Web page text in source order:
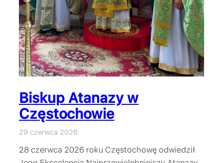
Biskup Atanazy w
Częstochowie
29 czerwca 2026
28 czerwca 2026 roku Częstochowę odwiedził